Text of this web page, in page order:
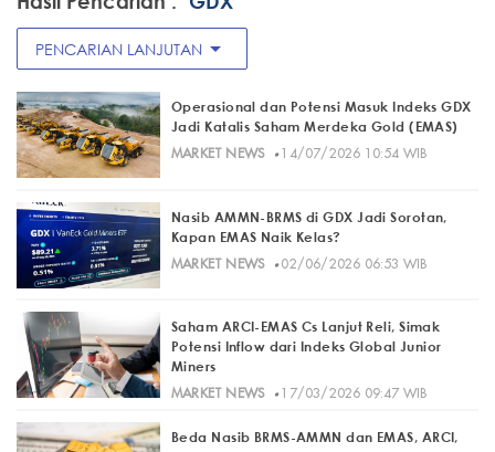
PENCARIAN LANJUTAN arrow_drop_down
Operasional dan Potensi Masuk Indeks GDX
Jadi Katalis Saham Merdeka Gold (EMAS)
MARKET NEWS· 14/07/2026 10:54 WIB
Nasib AMMN-BRMS di GDX Jadi Sorotan,
Kapan EMAS Naik Kelas?
MARKET NEWS· 02/06/2026 06:53 WIB
Saham ARCI-EMAS Cs Lanjut Reli, Simak
Potensi Inflow dari Indeks Global Junior
Miners
MARKET NEWS· 17/03/2026 09:47 WIB
Beda Nasib BRMS-AMMN dan EMAS, ARCI,